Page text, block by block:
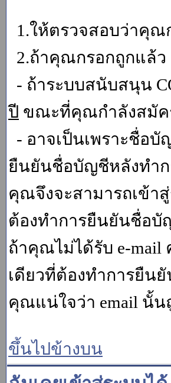
1.ให้ตรวจสอบว่าคุณก
2.ถ้าคุณกรอกถูกแล้ว
- ถ้าระบบสนับสนุน
ปี ขณะที่คุณกำลังสมั
- อาจเป็นเพราะชื่อ
ยืนยันชื่อบัญชีหลังทำก
คุณจึงจะสามารถเข้า
ต้องทำการยืนยันชื่อ
ถ้าคุณไม่ได้รับ e-
เดียวที่ต้องทำการยืน
คุณแน่ใจว่า email นั้น
ขึ้นไปข้างบน